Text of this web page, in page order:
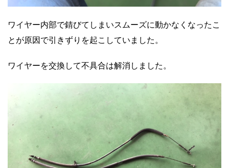
ワイヤー内部で錆びてしまいスムーズに動かなくなったこ
とが原因で引きずりを起こしていました。
ワイヤーを交換して不具合は解消しました。